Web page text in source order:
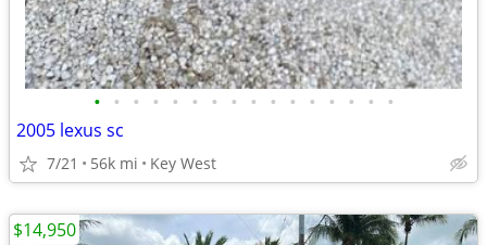
• • • • • • • • • • • • • • • •
2005 lexus sc
7/21 56k mi Key West
$14,950